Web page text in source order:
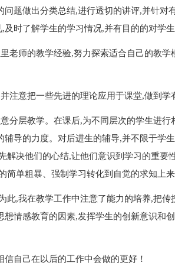
问题做出分类总结,进行透切的讲评,并针对
时了解学生的学习情况,并有目的的对学生
老师的教学经验,努力探索适合自己的教
注意把一些先进的理论应用于课堂,做到学
分层教学。在课后,为不同层次的学生进
辅导的力度。对后进生的辅导,并不限于学
解决他们的心结,让他们意识到学习的重要
简单粗暴、强制学习转化到自觉的求知上来
此,我在教学工作中注意了能力的培养,把
情感教育的因素,发挥学生的创新意识和
自己在以后的工作中会做的更好！